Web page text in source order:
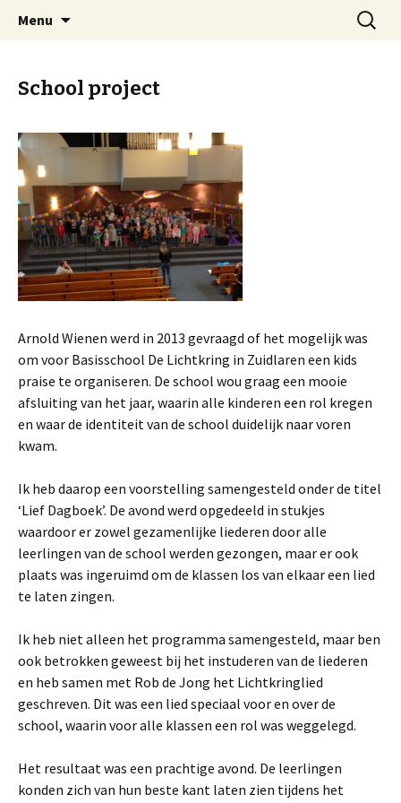
Arnold Wienen
Welkom op mijn website
Menu
Zoeken
naar:
School project
Arnold Wienen werd in 2013 gevraagd of het mogelijk was
om voor Basisschool De Lichtkring in Zuidlaren een kids
praise te organiseren. De school wou graag een mooie
afsluiting van het jaar, waarin alle kinderen een rol kregen
en waar de identiteit van de school duidelijk naar voren
kwam.
Ik heb daarop een voorstelling samengesteld onder de titel
‘Lief Dagboek’. De avond werd opgedeeld in stukjes
waardoor er zowel gezamenlijke liederen door alle
leerlingen van de school werden gezongen, maar er ook
plaats was ingeruimd om de klassen los van elkaar een lied
te laten zingen.
Ik heb niet alleen het programma samengesteld, maar ben
ook betrokken geweest bij het instuderen van de liederen
en heb samen met Rob de Jong het Lichtkringlied
geschreven. Dit was een lied speciaal voor en over de
school, waarin voor alle klassen een rol was weggelegd.
Het resultaat was een prachtige avond. De leerlingen
konden zich van hun beste kant laten zien tijdens het